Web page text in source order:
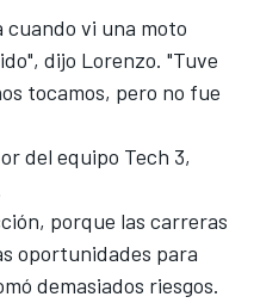
cuando vi una moto
dijo Lorenzo. "Tuve
tocamos, pero no fue
del equipo Tech 3,
porque las carreras
oportunidades para
demasiados riesgos.